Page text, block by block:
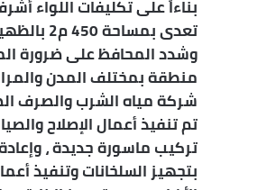
تعدى
وشدد المحافظ على ضرورة
منطقة بمختلف المدن
شركة مياه الشرب والصرف
تم تنفيذ أعمال الإصلاح
تركيب ماسورة جديدة ،
بتجهيز السلخانات وتنفيذ